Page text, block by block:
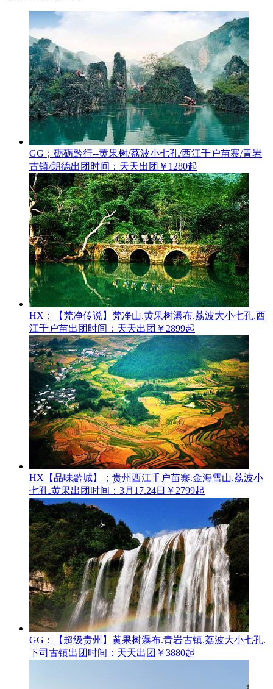
GG；砺砺黔行--黄果树/荔波小七孔/西江千户苗寨/青岩
古镇/朗德出团时间：天天出团 ￥1280起
HX；【梵净传说】梵净山.黄果树瀑布.荔波大小七孔.西
江千户苗出团时间：天天出团 ￥2899起
HX【品味黔城】；贵州西江千户苗寨.金海雪山.荔波小
七孔.黄果出团时间：3月17.24日 ￥2799起
GG：【超级贵州】黄果树瀑布.青岩古镇.荔波大小七孔.
下司古镇出团时间：天天出团 ￥3880起